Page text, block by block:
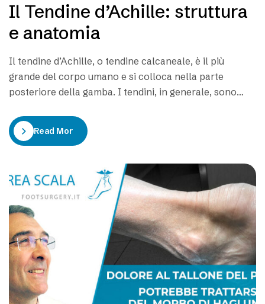
Il Tendine d’Achille: struttura
e anatomia
Il tendine d’Achille, o tendine calcaneale, è il più
grande del corpo umano e si colloca nella parte
posteriore della gamba. I tendini, in generale, sono
alto contenuto di fibre elastiche; per questo sono
dotati di grande resistenza al carico ed elevata
Read More